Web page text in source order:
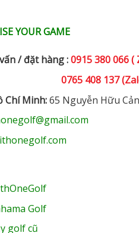
YOUR GAME
/ đặt hàng :0915 380 066
0765 408 137
Chí Minh:65 Nguyễn Hữu
Golf
golf cũ